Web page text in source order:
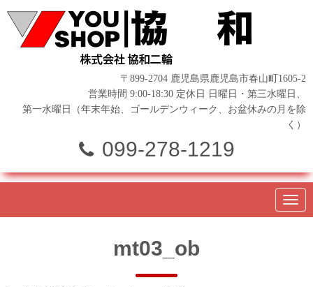
〒899-2704 鹿児島県鹿児島市春山町1605-2
営業時間 9:00-18:30 定休日 日曜日・第三水曜日、
第一水曜日（年末年始、ゴールデンウィーク、お盆休みの月を除
く）
099-278-1219
N
a
mt03_ob